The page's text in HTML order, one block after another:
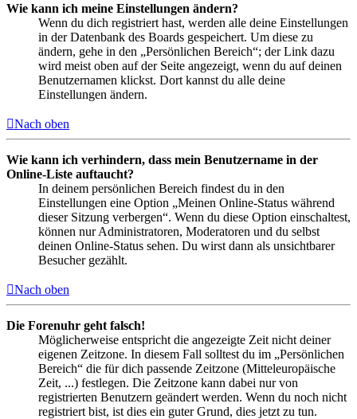
Wie kann ich meine Einstellungen ändern?
Wenn du dich registriert hast, werden alle deine Einstellungen
in der Datenbank des Boards gespeichert. Um diese zu
ändern, gehe in den „Persönlichen Bereich“; der Link dazu
wird meist oben auf der Seite angezeigt, wenn du auf deinen
Benutzernamen klickst. Dort kannst du alle deine
Einstellungen ändern.
Nach oben
Wie kann ich verhindern, dass mein Benutzername in der
Online-Liste auftaucht?
In deinem persönlichen Bereich findest du in den
Einstellungen eine Option „Meinen Online-Status während
dieser Sitzung verbergen“. Wenn du diese Option einschaltest,
können nur Administratoren, Moderatoren und du selbst
deinen Online-Status sehen. Du wirst dann als unsichtbarer
Besucher gezählt.
Nach oben
Die Forenuhr geht falsch!
Möglicherweise entspricht die angezeigte Zeit nicht deiner
eigenen Zeitzone. In diesem Fall solltest du im „Persönlichen
Bereich“ die für dich passende Zeitzone (Mitteleuropäische
Zeit, ...) festlegen. Die Zeitzone kann dabei nur von
registrierten Benutzern geändert werden. Wenn du noch nicht
registriert bist, ist dies ein guter Grund, dies jetzt zu tun.